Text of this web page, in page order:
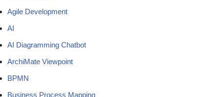
Agile Development
AI
AI Diagramming Chatbot
ArchiMate Viewpoint
BPMN
Business Process Mapping